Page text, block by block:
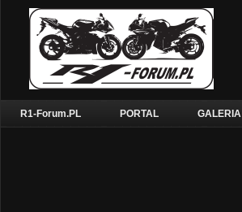
R1-Forum.PL PORTAL GALERIA